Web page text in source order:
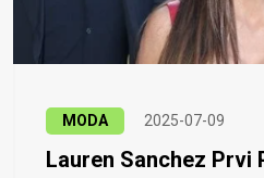
MODA 2025-07-09
Lauren Sanchez Prvi